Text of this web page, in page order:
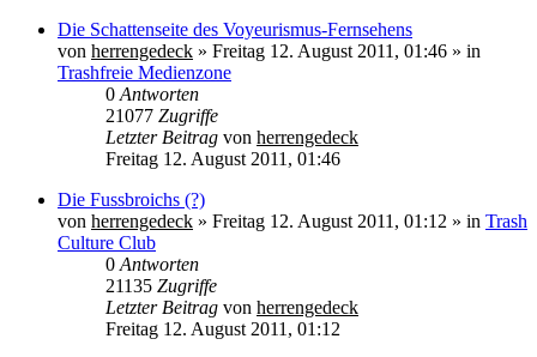
Die Schattenseite des Voyeurismus-Fernsehens
von herrengedeck » Freitag 12. August 2011, 01:46 » in
Trashfreie Medienzone
0 Antworten
21077 Zugriffe
Letzter Beitrag von herrengedeck
Freitag 12. August 2011, 01:46
Die Fussbroichs (?)
von herrengedeck » Freitag 12. August 2011, 01:12 » in Trash
Culture Club
0 Antworten
21135 Zugriffe
Letzter Beitrag von herrengedeck
Freitag 12. August 2011, 01:12